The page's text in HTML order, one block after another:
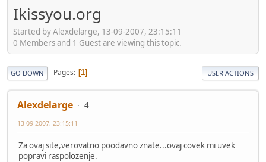
Ikissyou.org
Started by Alexdelarge, 13-09-2007, 23:15:11
0 Members and 1 Guest are viewing this topic.
GO DOWN Pages 1 USER ACTIONS
Alexdelarge 4
13-09-2007, 23:15:11
Za ovaj site,verovatno poodavno znate...ovaj covek mi uvek
popravi raspolozenje.